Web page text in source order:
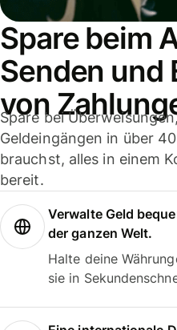
Spare beim
Senden und
von
Spare bei
Geldeingängen in über
brauchst, alles in einem
bereit.
Verwalte Geld
der ganzen Welt.
Halte deine
sie in